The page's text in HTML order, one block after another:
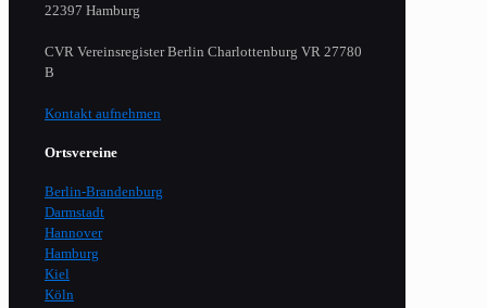
22397 Hamburg
CVR Vereinsregister Berlin Charlottenburg VR 27780
B
Kontakt aufnehmen
Ortsvereine
Berlin-Brandenburg
Darmstadt
Hannover
Hamburg
Kiel
Köln